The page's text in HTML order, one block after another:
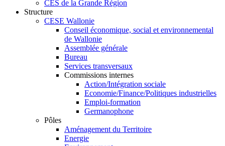
CES de la Grande Région
Structure
CESE Wallonie
Conseil économique, social et environnemental
de Wallonie
Assemblée générale
Bureau
Services transversaux
Commissions internes
Action/Intégration sociale
Economie/Finance/Politiques industrielles
Emploi-formation
Germanophone
Pôles
Aménagement du Territoire
Energie